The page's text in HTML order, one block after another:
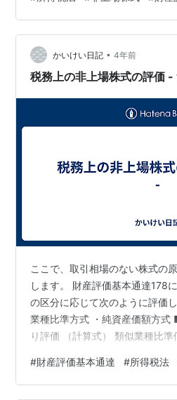
取得後の議決権の数がその会社
あるもの（課税時期において評
事長並びに法人税法施行令第71
第4号に掲げる者をいう。以下こ
ある者及び課税時期の翌日から
かいけい日記 • 4年前
税務上の非上場株式の評価
ここで、取引相場のない株式の
します。 財産評価基本通達178
の区分に応じて次のように評価
業種比準方式 ・純資産価額方式
り評価 （計算式） 類似業種比
－L） *１ 1株当たりの純資産価
可能 算式中の「L」は財産評価
#財産評価基本通達 #所得税法